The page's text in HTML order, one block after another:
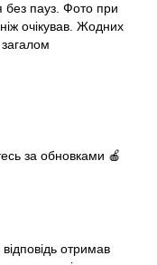
без пауз. Фото при
очікував. Жодних
за обновками 🍎
отримав